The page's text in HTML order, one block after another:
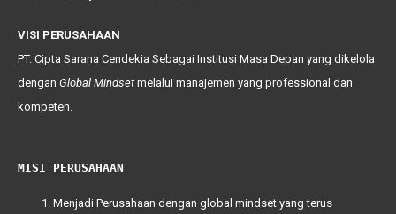
VISI PERUSAHAAN
PT. Cipta Sarana Cendekia Sebagai Institusi Masa Depan yang dikelola
dengan Global Mindset melalui manajemen yang professional dan
kompeten.
MISI PERUSAHAAN
Menjadi Perusahaan dengan global mindset yang terus